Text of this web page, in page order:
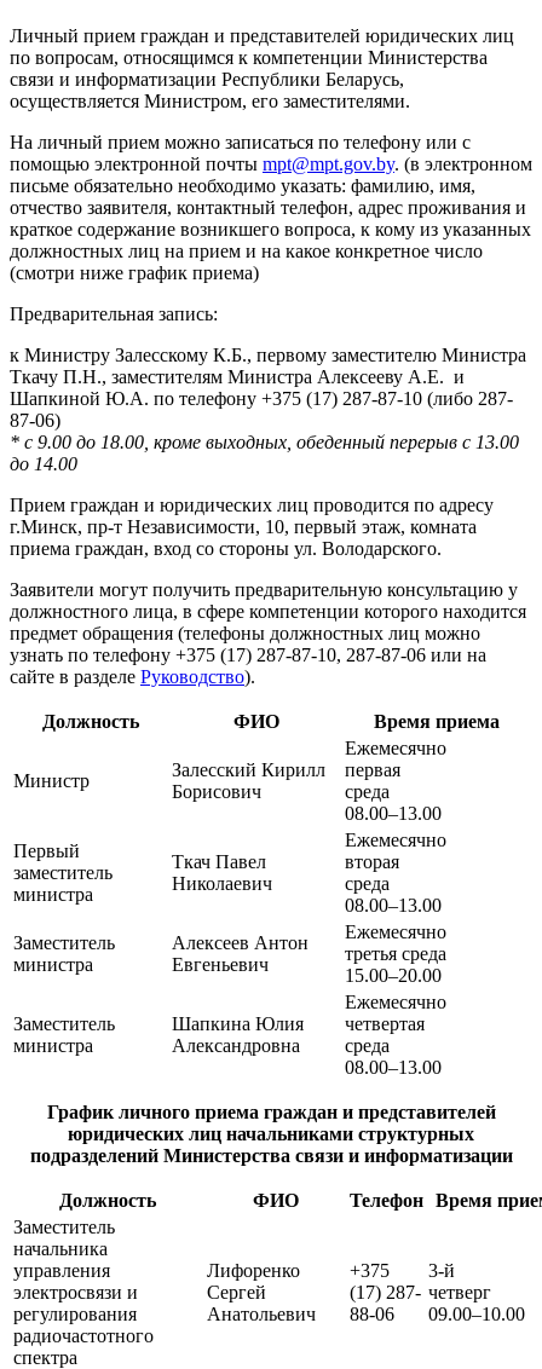
Личный прием граждан и представителей юридических лиц
по вопросам, относящимся к компетенции Министерства
связи и информатизации Республики Беларусь,
осуществляется Министром, его заместителями.
На личный прием можно записаться по телефону или с
помощью электронной почты mpt@mpt.gov.by. (в электронном
письме обязательно необходимо указать: фамилию, имя,
отчество заявителя, контактный телефон, адрес проживания и
краткое содержание возникшего вопроса, к кому из указанных
должностных лиц на прием и на какое конкретное число
(смотри ниже график приема)
Предварительная запись:
к Министру Залесскому К.Б., первому заместителю Министра
Ткачу П.Н., заместителям Министра Алексееву А.Е. и
Шапкиной Ю.А. по телефону +375 (17) 287-87-10 (либо 287-
87-06)
* с 9.00 до 18.00, кроме выходных, обеденный перерыв с 13.00
до 14.00
Прием граждан и юридических лиц проводится по адресу
г.Минск, пр-т Независимости, 10, первый этаж, комната
приема граждан, вход со стороны ул. Володарского.
Заявители могут получить предварительную консультацию у
должностного лица, в сфере компетенции которого находится
предмет обращения (телефоны должностных лиц можно
узнать по телефону +375 (17) 287-87-10, 287-87-06 или на
сайте в разделе Руководство).
Должность ФИО Время приема
Министр
Залесский Кирилл
Борисович
Ежемесячно
первая
среда
08.00–13.00
Первый
заместитель
министра
Ткач Павел
Николаевич
Ежемесячно
вторая
среда
08.00–13.00
Заместитель
министра
Алексеев Антон
Евгеньевич
Ежемесячно
третья среда
15.00–20.00
Заместитель
министра
Шапкина Юлия
Александровна
Ежемесячно
четвертая
среда
08.00–13.00
График личного приема граждан и представителей
юридических лиц начальниками структурных
подразделений Министерства связи и информатизации
Должность ФИО Телефон Время
Заместитель
начальника
управления
электросвязи и
регулирования
радиочастотного
спектра
Лифоренко
Сергей
Анатольевич
+375
(17) 287-
88-06
3-й
09.00–10.00